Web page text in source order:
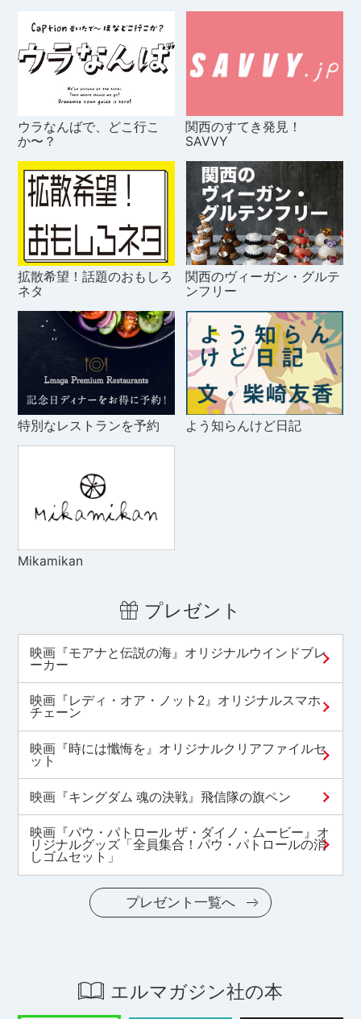
ウラなんばで、どこ行こ
か〜？
関西のすてき発見！
SAVVY
拡散希望！話題のおもしろ
ネタ
関西のヴィーガン・グルテ
ンフリー
特別なレストランを予約 よう知らんけど日記
Mikamikan
プレゼント
映画『モアナと伝説の海』オリジナルウインドブレ
ーカー
映画『レディ・オア・ノット2』オリジナルスマホ
チェーン
映画『時には懺悔を』オリジナルクリアファイルセ
ット
映画『キングダム 魂の決戦』飛信隊の旗ペン
映画『パウ・パトロール ザ・ダイノ・ムービー』オ
リジナルグッズ「全員集合！パウ・パトロールの消
しゴムセット」
プレゼント一覧へ
エルマガジン社の本